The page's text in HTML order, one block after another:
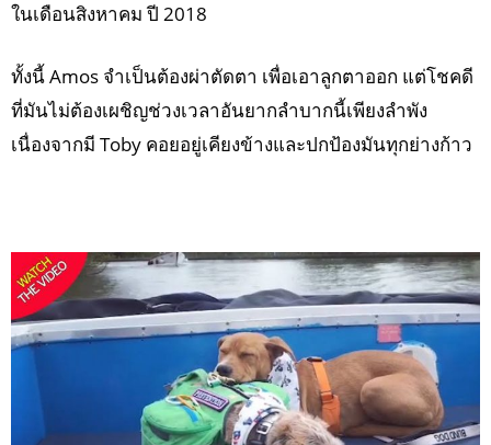
ในเดือนสิงหาคม ปี 2018
ทั้งนี้ Amos จำเป็นต้องผ่าตัดตา เพื่อเอาลูกตาออก แต่โชคดี
ที่มันไม่ต้องเผชิญช่วงเวลาอันยากลำบากนี้เพียงลำพัง
เนื่องจากมี Toby คอยอยู่เคียงข้างและปกป้องมันทุกย่างก้าว